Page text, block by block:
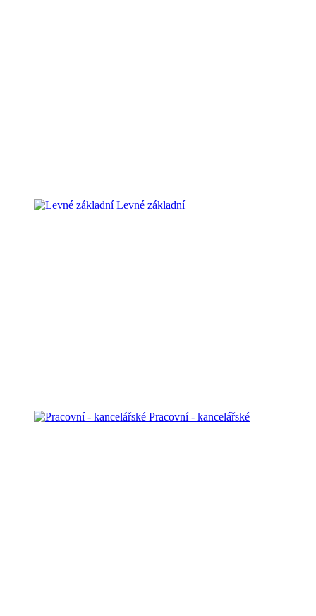
Levné základní
Pracovní - kancelářské